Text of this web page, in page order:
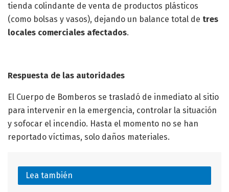
tienda colindante de venta de productos plásticos
(como bolsas y vasos), dejando un balance total de tres
locales comerciales afectados.
Respuesta de las autoridades
El Cuerpo de Bomberos se trasladó de inmediato al sitio
para intervenir en la emergencia, controlar la situación
y sofocar el incendio. Hasta el momento no se han
reportado víctimas, solo daños materiales.
Lea también